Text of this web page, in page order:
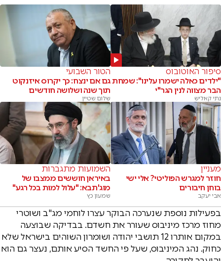
סיפור האוטובוס
"ילדים כאלה ישמרו עלינו": שמחת
הבר מצווה לנין הגר"י
נתי קאליש
הטור השבועי
גם אם ינצח: כך יקרוס איזנקוט
תוך שנה ושלושה חודשים
שלום שטיין
מעניין
חוזר למגרש הפוליטי? אלי ישי
בוחן חיבורים
אבי יעקב
השמועות מתגברות
באיראן חוששים ממצבו של
מוג'תבא: "עלול למות בכל רגע"
שמעון כץ
בפעילות נוספת שנערכה הבוקר עצרו לוחמי מג"ב ושוטרי
מחוז מרכז מיניבוס שעורר את חשדם. בבדיקה שבוצעה
במקום אותרו 12 תושבי יהודה ושומרון השוהים בישראל שלא
כחוק. נהג המיניבוס, שעל פי החשד הסיע אותם, נעצר גם הוא